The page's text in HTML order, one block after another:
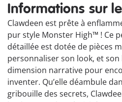
Informations sur
Clawdeen est prête à
pur style Monster High™ ! Ce
détaillée est dotée de pièces
personnaliser son look, et
dimension narrative pour
inventer. Qu’elle déambule
gribouille des secrets,